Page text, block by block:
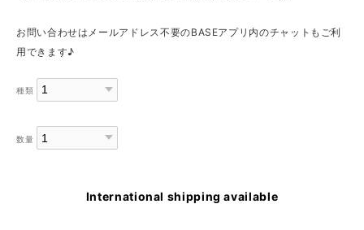
お問い合わせはメールアドレス不要のBASEアプリ内のチャットもご利
用できます♪
種類
数量
International shipping available